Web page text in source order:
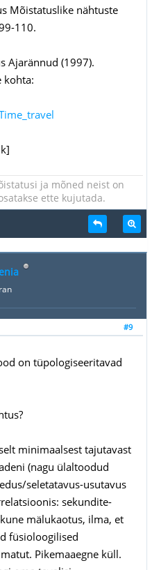
Mõistatuslike nähtuste
110.
Ajarännud (1997).
kohta:
ja mõned neist on
ette kujutada.
#9
on tüpologiseeritavad
minimaalsest tajutavast
(nagu ülaltoodud
seletatavus-usutavus
sekundite-
mälukaotus, ilma, et
füsioloogilised
Pikemaaegne küll.